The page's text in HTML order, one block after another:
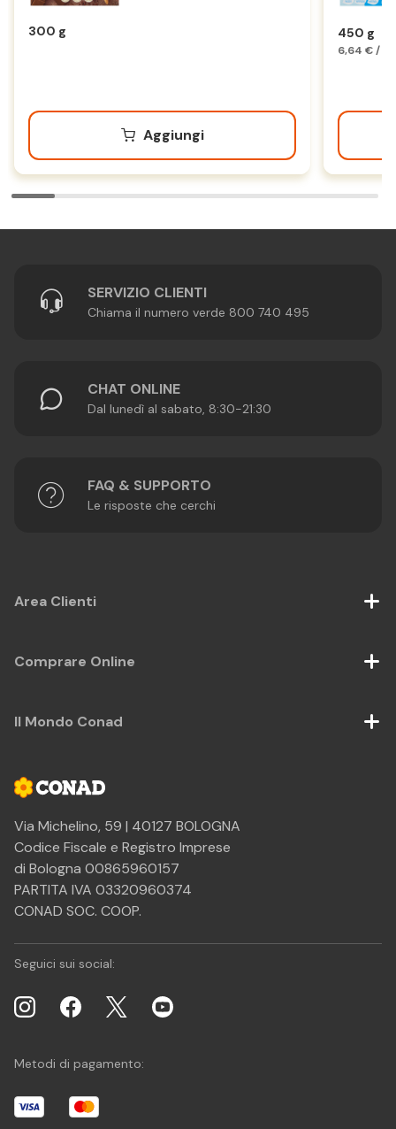
300 g
Aggiungi
450 g
6,64 € /
SERVIZIO CLIENTI
Chiama il numero verde 800 740 495
CHAT ONLINE
Dal lunedì al sabato, 8:30-21:30
FAQ & SUPPORTO
Le risposte che cerchi
Via Michelino, 59 | 40127 BOLOGNA
Codice Fiscale e Registro Imprese
di Bologna 00865960157
PARTITA IVA 03320960374
CONAD SOC. COOP.
Area Clienti
Comprare Online
Il Mondo Conad
Seguici sui social:
Metodi di pagamento: